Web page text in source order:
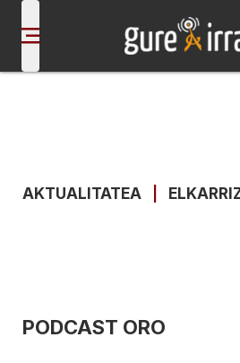
AKTUALITATEA
PODCAST ORO